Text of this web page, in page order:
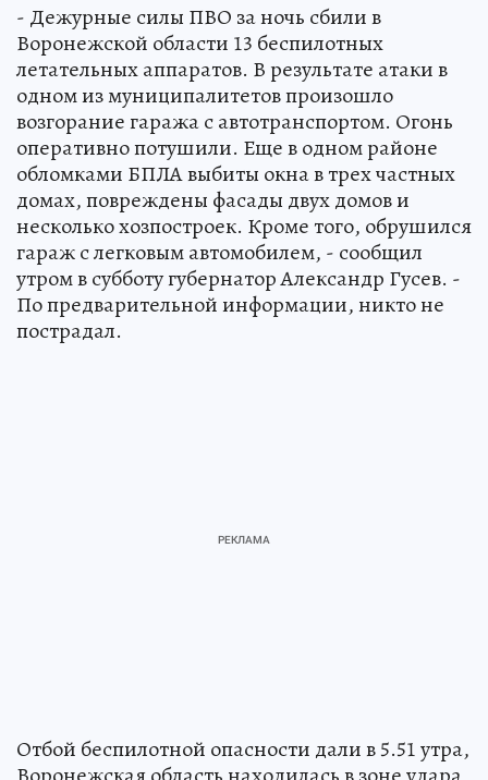
- Дежурные силы ПВО за ночь сбили в
Воронежской области 13 беспилотных
летательных аппаратов. В результате атаки в
одном из муниципалитетов произошло
возгорание гаража с автотранспортом. Огонь
оперативно потушили. Еще в одном районе
обломками БПЛА выбиты окна в трех частных
домах, повреждены фасады двух домов и
несколько хозпостроек. Кроме того, обрушился
гараж с легковым автомобилем, - сообщил
утром в субботу губернатор Александр Гусев. -
По предварительной информации, никто не
пострадал.
Отбой беспилотной опасности дали в 5.51 утра,